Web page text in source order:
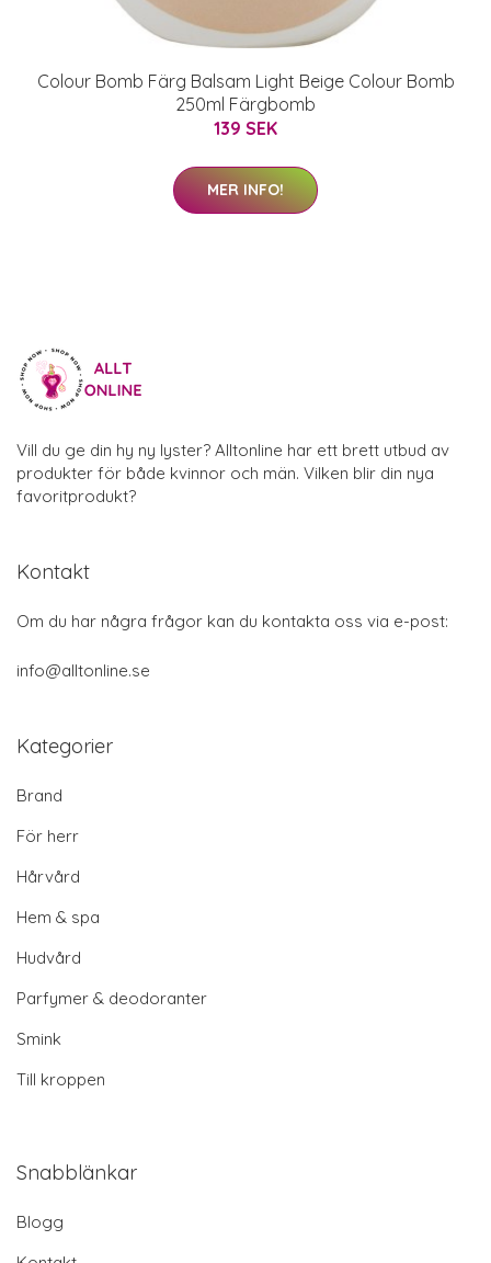
Colour Bomb Färg Balsam Light Beige Colour Bomb
250ml Färgbomb
139 SEK
MER INFO!
Vill du ge din hy ny lyster? Alltonline har ett brett utbud av
produkter för både kvinnor och män. Vilken blir din nya
favoritprodukt?
Kontakt
Om du har några frågor kan du kontakta oss via e-post:
info@alltonline.se
Kategorier
Brand
För herr
Hårvård
Hem & spa
Hudvård
Parfymer & deodoranter
Smink
Till kroppen
Snabblänkar
Blogg